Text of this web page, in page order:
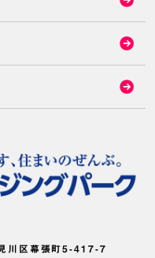
川区幕張町5-417-7